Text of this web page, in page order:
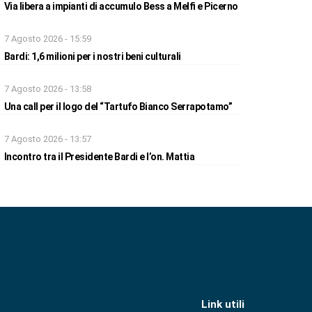
Via libera a impianti di accumulo Bess a Melfi e Picerno
7 Agosto 2026 - 15:59
Bardi: 1,6 milioni per i nostri beni culturali
7 Agosto 2026 - 13:58
Una call per il logo del “Tartufo Bianco Serrapotamo”
7 Agosto 2026 - 13:57
Incontro tra il Presidente Bardi e l’on. Mattia
Link utili